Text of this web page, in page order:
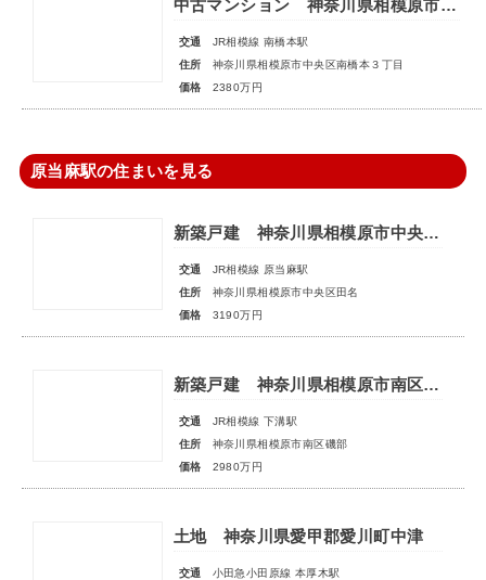
中古マンション 神奈川県相模原市中央区南橋本３丁目
交通
JR相模線 南橋本駅
住所
神奈川県相模原市中央区南橋本３丁目
価格
2380万円
原当麻駅の住まいを見る
新築戸建 神奈川県相模原市中央区田名
交通
JR相模線 原当麻駅
住所
神奈川県相模原市中央区田名
価格
3190万円
新築戸建 神奈川県相模原市南区磯部
交通
JR相模線 下溝駅
住所
神奈川県相模原市南区磯部
価格
2980万円
土地 神奈川県愛甲郡愛川町中津
交通
小田急小田原線 本厚木駅